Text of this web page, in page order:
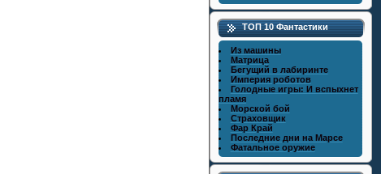
ТОП 10 Фантастики
Из машины
Матрица
Бегущий в лабиринте
Империя роботов
Голодные игры: И вспыхнет
пламя
Морской бой
Страховщик
Фар Край
Последние дни на Марсе
Фатальное оружие